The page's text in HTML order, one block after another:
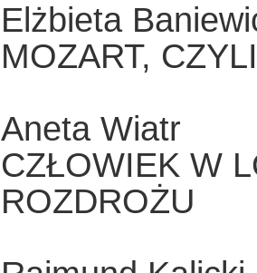
Elżbieta
MOZART,
Aneta Wiatr
CZŁOWIEK W
ROZDROŻU